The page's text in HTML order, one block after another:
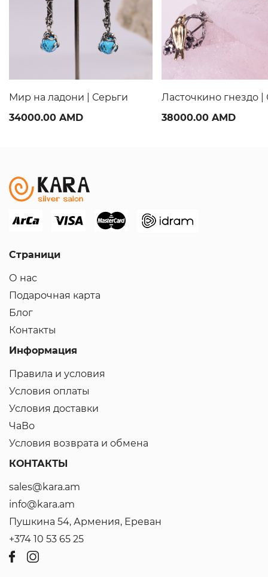
Мир на ладони | Серьги
34000.00 AMD
Ласточкино гнездо |
38000.00 AMD
Страници
О нас
Подарочная карта
Блог
Контакты
Информация
Правила и условия
Условия оплаты
Условия доставки
ЧаВо
Условия возврата и обмена
КОНТАКТЫ
sales@kara.am
info@kara.am
Пушкина 54, Армения, Ереван
+374 10 53 65 25